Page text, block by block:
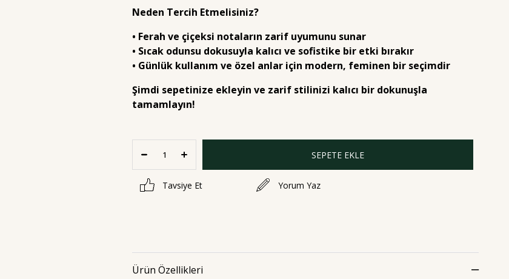
Neden Tercih Etmelisiniz?
• Ferah ve çiçeksi notaların zarif uyumunu sunar
• Sıcak odunsu dokusuyla kalıcı ve sofistike bir etki bırakır
• Günlük kullanım ve özel anlar için modern, feminen bir seçimdir
Şimdi sepetinize ekleyin ve zarif stilinizi kalıcı bir dokunuşla
tamamlayın!
Tavsiye Et Yorum Yaz
Ürün Özellikleri